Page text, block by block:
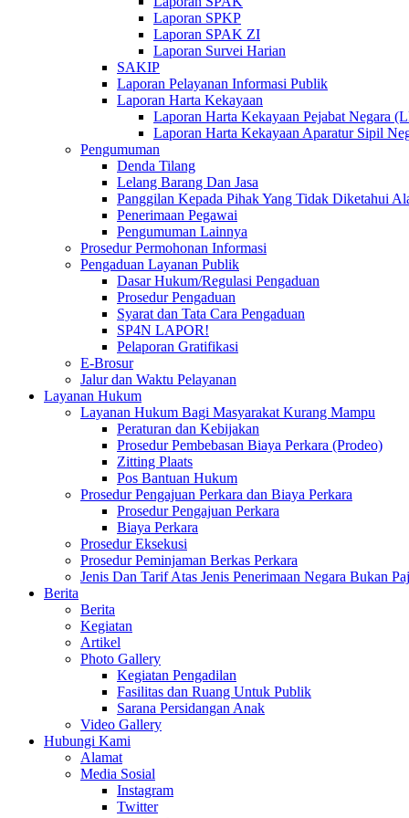
Laporan SPKP
Laporan SPAK ZI
Laporan Survei Harian
SAKIP
Laporan Pelayanan Informasi Publik
Laporan Harta Kekayaan
Laporan Harta Kekayaan Pejabat Negara
Laporan Harta Kekayaan Aparatur Sipil
Pengumuman
Denda Tilang
Lelang Barang Dan Jasa
Panggilan Kepada Pihak Yang Tidak Diketahui
Penerimaan Pegawai
Pengumuman Lainnya
Prosedur Permohonan Informasi
Pengaduan Layanan Publik
Dasar Hukum/Regulasi Pengaduan
Prosedur Pengaduan
Syarat dan Tata Cara Pengaduan
SP4N LAPOR!
Pelaporan Gratifikasi
E-Brosur
Jalur dan Waktu Pelayanan
Layanan Hukum
Layanan Hukum Bagi Masyarakat Kurang Mampu
Peraturan dan Kebijakan
Prosedur Pembebasan Biaya Perkara (Prodeo)
Zitting Plaats
Pos Bantuan Hukum
Prosedur Pengajuan Perkara dan Biaya Perkara
Prosedur Pengajuan Perkara
Biaya Perkara
Prosedur Eksekusi
Prosedur Peminjaman Berkas Perkara
Jenis Dan Tarif Atas Jenis Penerimaan Negara Bukan
Berita
Berita
Kegiatan
Artikel
Photo Gallery
Kegiatan Pengadilan
Fasilitas dan Ruang Untuk Publik
Sarana Persidangan Anak
Video Gallery
Hubungi Kami
Alamat
Media Sosial
Instagram
Twitter